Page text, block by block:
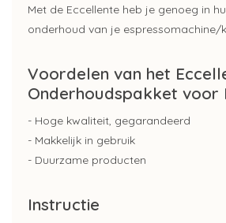
Met de Eccellente heb je genoeg in
onderhoud van je espressomachine/
Voordelen van het
Onderhoudspakket voor
- Hoge kwaliteit, gegarandeerd
- Makkelijk in gebruik
- Duurzame producten
Instructie